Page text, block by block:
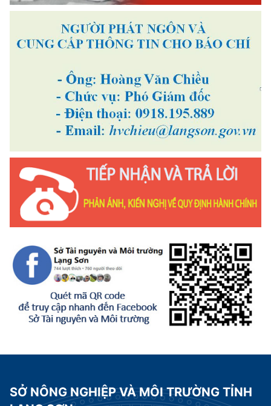
SỞ NÔNG NGHIỆP VÀ MÔI TRƯỜNG TỈNH